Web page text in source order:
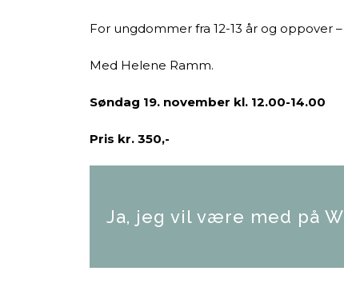
For ungdommer fra 12-13 år og oppover
Med Helene Ramm.
Søndag 19. november kl. 12.00-14.00
Pris kr. 350,-
Ja, jeg vil være med på